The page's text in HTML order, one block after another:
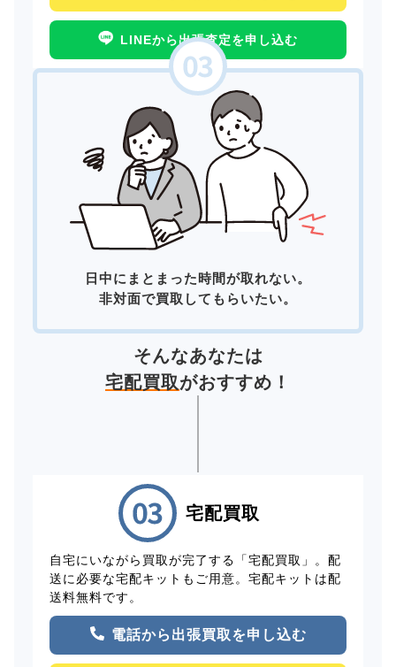
LINEから出張査定を申し込む
日中にまとまった時間が取れない。
非対面で買取してもらいたい。
そんなあなたは
宅配買取がおすすめ！
宅配買取
自宅にいながら買取が完了する「宅配買取」。配
送に必要な宅配キットもご用意。宅配キットは配
送料無料です。
電話から出張買取を申し込む